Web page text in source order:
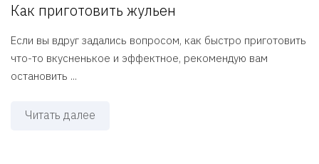
Как приготовить жульен
Если вы вдруг задались вопросом, как быстро приготовить
что-то вкусненькое и эффектное, рекомендую вам
остановить ...
Читать далее